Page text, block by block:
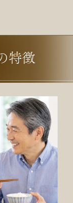
特徴